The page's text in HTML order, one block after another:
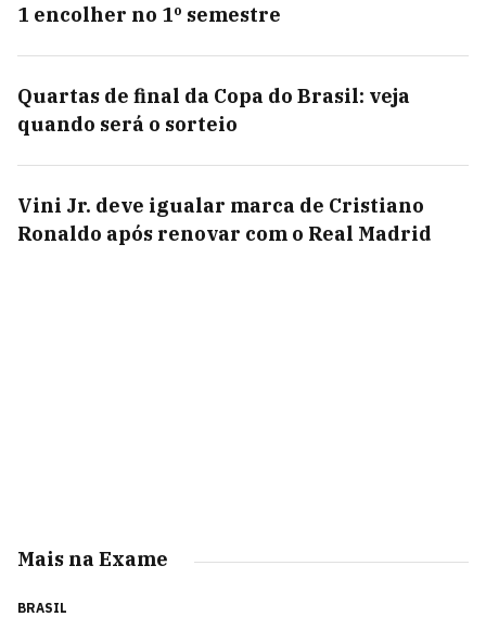
1 encolher no 1º semestre
Quartas de final da Copa do Brasil: veja
quando será o sorteio
Vini Jr. deve igualar marca de Cristiano
Ronaldo após renovar com o Real Madrid
Mais na Exame
BRASIL